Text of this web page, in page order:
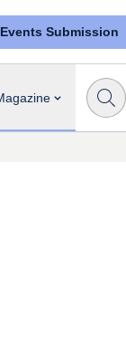
Events Submission